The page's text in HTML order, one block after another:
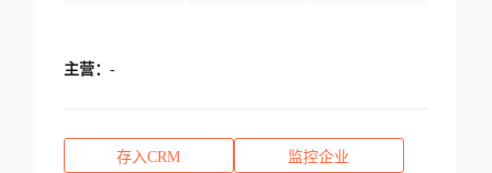
主营： -
存入CRM 监控企业